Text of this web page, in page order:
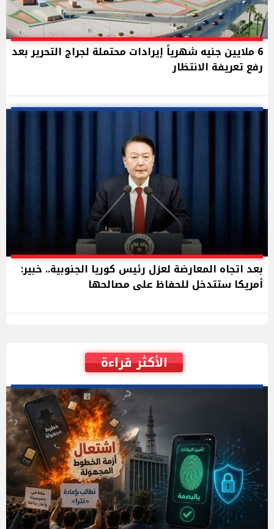
6 ملايين جنيه شهرياً إيرادات محتملة لجراج التحرير بعد
رفع تعريفة الانتظار
بعد اتجاه المعارضة لعزل رئيس كوريا الجنوبية.. خبير:
أمريكا ستتدخل للحفاظ على مصالحها
الأكثر قراءة